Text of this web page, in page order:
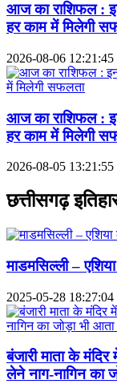
आज का राशिफल :
हर काम में मिलेगी
2026-08-06 12:21:45
आज का राशिफल :
हर काम में मिलेगी
2026-08-05 13:21:55
छत्तीसगढ़
माडमसिल्ली –
2025-05-28 18:27:04
बंजारी माता के मंदिर
लेने नाग-नागिन का